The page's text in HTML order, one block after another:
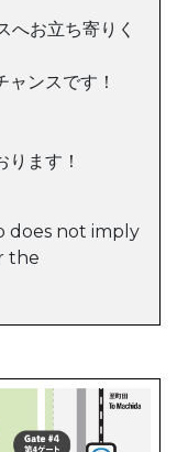
お立ち寄りく
ンスです！
ます！
does not imply
the